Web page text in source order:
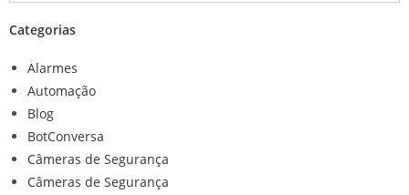
Categorias
Alarmes
Automação
Blog
BotConversa
Câmeras de Segurança
Câmeras de Segurança